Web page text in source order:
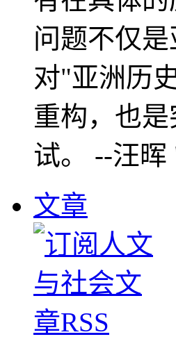
问题不仅
对"亚洲历
重构，也
试。 --汪
文章